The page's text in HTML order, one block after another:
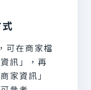
可在商家檔
訊」，再
家資訊」